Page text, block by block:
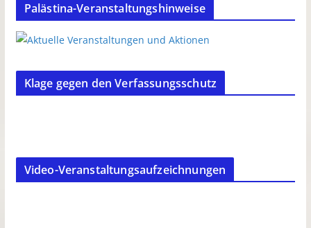
Palästina-Veranstaltungshinweise
Klage gegen den Verfassungsschutz
Video-Veranstaltungsaufzeichnungen